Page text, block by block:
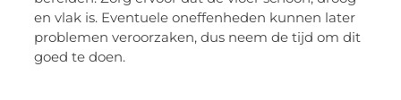
en vlak is. Eventuele oneffenheden kunnen later
problemen veroorzaken, dus neem de tijd om dit
goed te doen.